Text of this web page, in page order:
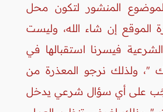
المنشور لتكون محل
الموقع إن شاء الله، وليست
فيسرنا استقبالها في
ولذلك نرجو المعذرة من
يُجَب على أي سؤال شرعي يدخل